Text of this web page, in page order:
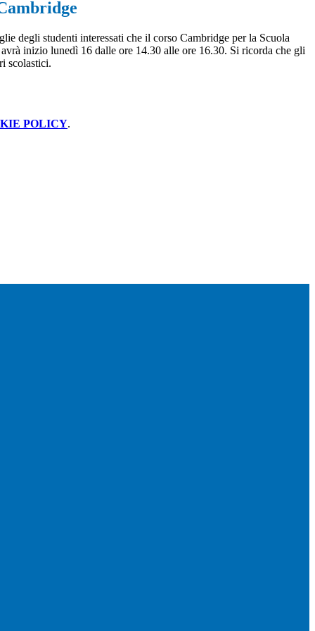
degli studenti interessati che il corso Cambridge per la Scuola
inizio lunedì 16 dalle ore 14.30 alle ore 16.30. Si ricorda che gli
scolastici.
POLICY.